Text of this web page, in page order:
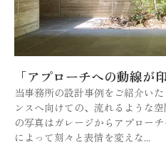
「アプローチへの動線が
当事務所の設計事例をご紹介い
ンスへ向けての、流れるような
の写真はガレージからアプロー
によって刻々と表情を変えな...